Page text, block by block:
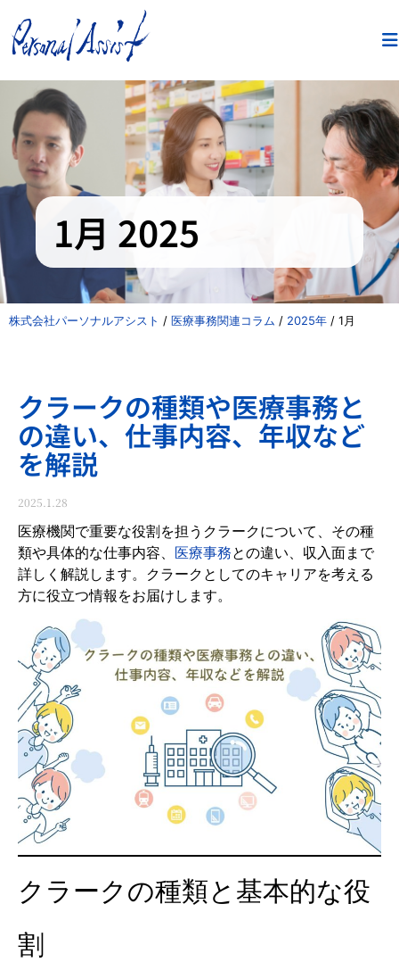
1月 2025
株式会社パーソナルアシスト / 医療事務関連コラム / 2025年 / 1月
クラークの種類や医療事務と
の違い、仕事内容、年収など
を解説
2025.1.28
医療機関で重要な役割を担うクラークについて、その種
類や具体的な仕事内容、 医療事務との違い、収入面まで
詳しく解説します。クラークとしてのキャリアを考える
方に役立つ情報をお届けします。
クラークの種類と基本的な役
割